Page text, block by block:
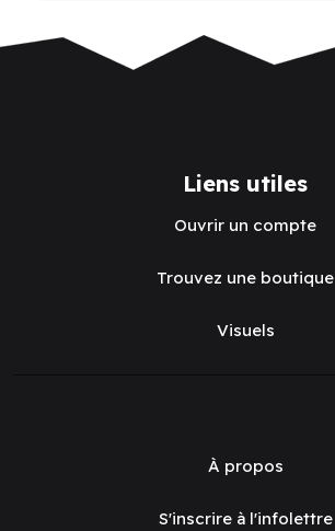
Liens utiles
Ouvrir un compte
Trouvez une boutique
Visuels
À propos
S'inscrire à l'infolettre